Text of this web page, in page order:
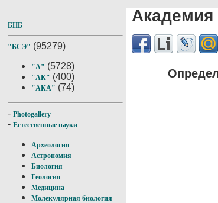
БНБ
"БСЭ" (95279)
"А" (5728)
"АК" (400)
"АКА" (74)
- Photogallery
- Естественные науки
Археология
Астрономия
Биология
Геология
Медицина
Молекулярная биология
Академия